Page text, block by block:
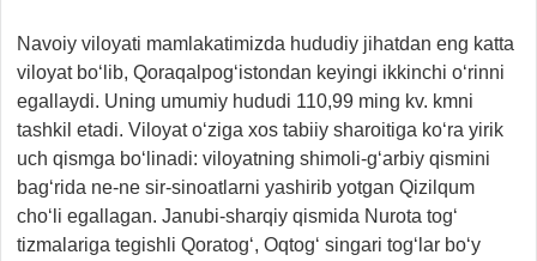
Navoiy viloyati mamlakatimizda hududiy jihatdan eng katta
viloyat bo‘lib, Qoraqalpog‘istondan keyingi ikkinchi o‘rinni
egallaydi. Uning umumiy hududi 110,99 ming kv. kmni
tashkil etadi. Viloyat o‘ziga xos tabiiy sharoitiga ko‘ra yirik
uch qismga bo‘linadi: viloyatning shimoli-g‘arbiy qismini
bag‘rida ne-ne sir-sinoatlarni yashirib yotgan Qizilqum
cho‘li egallagan. Janubi-sharqiy qismida Nurota tog‘
tizmalariga tegishli Qoratog‘, Oqtog‘ singari tog‘lar bo‘y